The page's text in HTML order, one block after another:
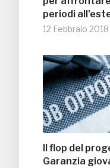
periodi
12 Febbraio 2018
Il flop del
Garanzia